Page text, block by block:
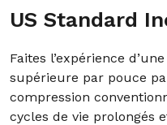
US Standard
Faites l’expérience
supérieure par pouce
compression
cycles de vie prolongés